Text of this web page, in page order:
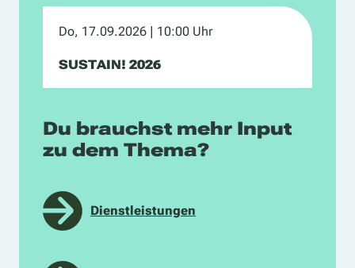
Do, 17.09.2026 | 10:00 Uhr
SUSTAIN! 2026
Du brauchst mehr Input
zu dem Thema?
Dienstleistungen